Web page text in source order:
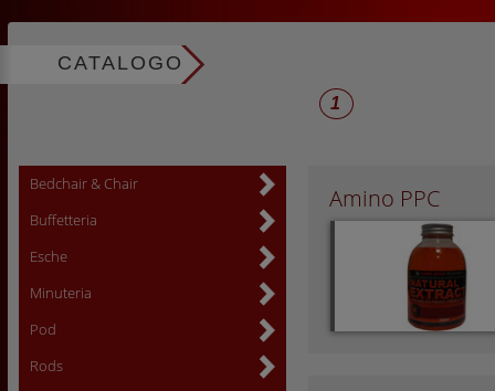
CATALOGO
Bedchair & Chair
Buffetteria
Esche
Minuteria
Pod
Rods
1
Amino PPC